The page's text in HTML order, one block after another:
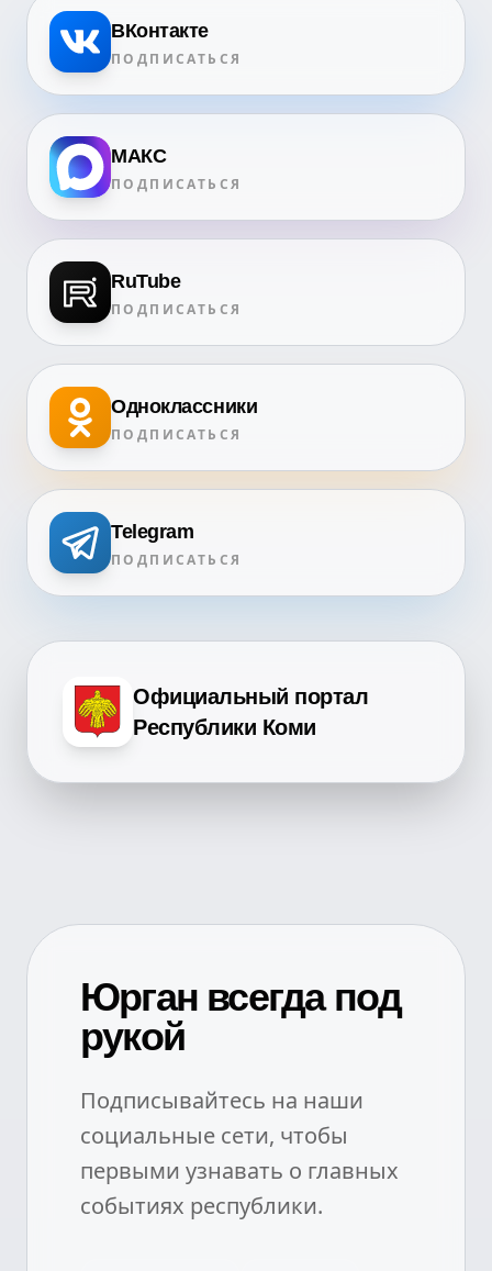
ВКонтакте
ПОДПИСАТЬСЯ
МАКС
ПОДПИСАТЬСЯ
RuTube
ПОДПИСАТЬСЯ
Одноклассники
ПОДПИСАТЬСЯ
Telegram
ПОДПИСАТЬСЯ
Официальный портал
Республики Коми
Юрган всегда под
рукой
Подписывайтесь на наши
социальные сети, чтобы
первыми узнавать о главных
событиях республики.